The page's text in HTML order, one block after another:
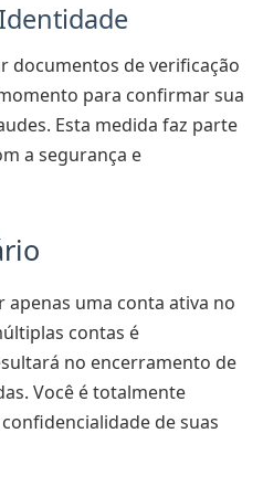
documentos de verificação
para confirmar sua
Esta medida faz parte
a segurança e
uma conta ativa no
contas é
no encerramento de
Você é totalmente
de suas